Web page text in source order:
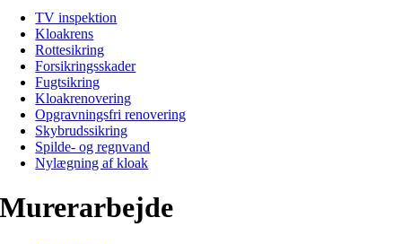
TV inspektion
Kloakrens
Rottesikring
Forsikringsskader
Fugtsikring
Kloakrenovering
Opgravningsfri renovering
Skybrudssikring
Spilde- og regnvand
Nylægning af kloak
Murerarbejde